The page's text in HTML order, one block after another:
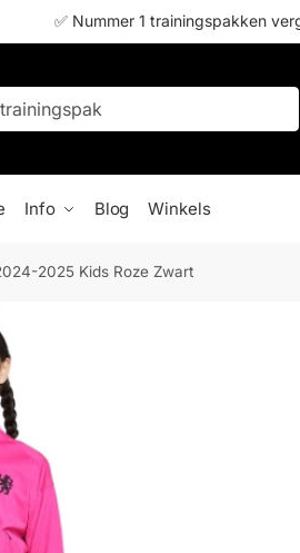
✅ Nummer 1 trainingspakken
Info Blog Winkels
2025 Kids Roze Zwart